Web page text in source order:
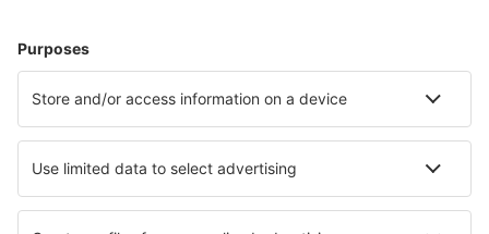
Hotels in Frejus Hotels in Paris Hotels in Cannes
Hotels in Toulouse Hotels in Bonifacio
Hotels in Valmorel Hotels in Arles Hotels in Nancy